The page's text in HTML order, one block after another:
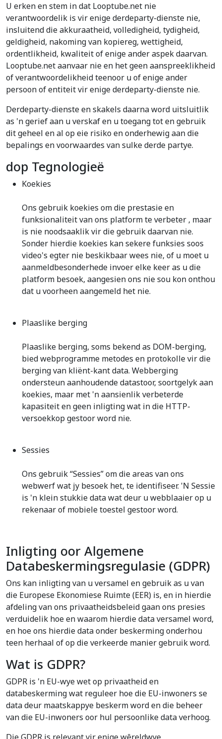
U erken en stem in dat Looptube.net nie
verantwoordelik is vir enige derdeparty-dienste nie,
insluitend die akkuraatheid, volledigheid, tydigheid,
geldigheid, nakoming van kopiereg, wettigheid,
ordentlikheid, kwaliteit of enige ander aspek daarvan.
Looptube.net aanvaar nie en het geen aanspreeklikheid
of verantwoordelikheid teenoor u of enige ander
persoon of entiteit vir enige derdeparty-dienste nie.
Derdeparty-dienste en skakels daarna word uitsluitlik
as 'n gerief aan u verskaf en u toegang tot en gebruik
dit geheel en al op eie risiko en onderhewig aan die
bepalings en voorwaardes van sulke derde partye.
dop Tegnologieë
Koekies
Ons gebruik koekies om die prestasie en
funksionaliteit van ons platform te verbeter , maar
is nie noodsaaklik vir die gebruik daarvan nie.
Sonder hierdie koekies kan sekere funksies soos
video's egter nie beskikbaar wees nie, of u moet u
aanmeldbesonderhede invoer elke keer as u die
platform besoek, aangesien ons nie sou kon onthou
dat u voorheen aangemeld het nie.
Plaaslike berging
Plaaslike berging, soms bekend as DOM-berging,
bied webprogramme metodes en protokolle vir die
berging van kliënt-kant data. Webberging
ondersteun aanhoudende datastoor, soortgelyk aan
koekies, maar met 'n aansienlik verbeterde
kapasiteit en geen inligting wat in die HTTP-
versoekkop gestoor word nie.
Sessies
Ons gebruik “Sessies” om die areas van ons
webwerf wat jy besoek het, te identifiseer. 'N Sessie
is 'n klein stukkie data wat deur u webblaaier op u
rekenaar of mobiele toestel gestoor word.
Inligting oor Algemene
Databeskermingsregulasie (GDPR)
Ons kan inligting van u versamel en gebruik as u van
die Europese Ekonomiese Ruimte (EER) is, en in hierdie
afdeling van ons privaatheidsbeleid gaan ons presies
verduidelik hoe en waarom hierdie data versamel word,
en hoe ons hierdie data onder beskerming onderhou
teen herhaal of op die verkeerde manier gebruik word.
Wat is GDPR?
GDPR is 'n EU-wye wet op privaatheid en
databeskerming wat reguleer hoe die EU-inwoners se
data deur maatskappye beskerm word en die beheer
van die EU-inwoners oor hul persoonlike data verhoog.